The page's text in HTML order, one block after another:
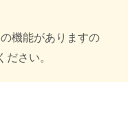
機能がありますの
さい。